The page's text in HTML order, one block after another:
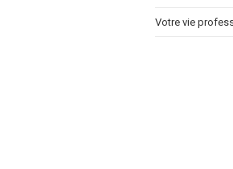
Votre vie